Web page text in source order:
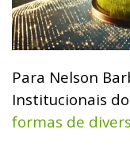
Para Nelson
Institucionais
formas de